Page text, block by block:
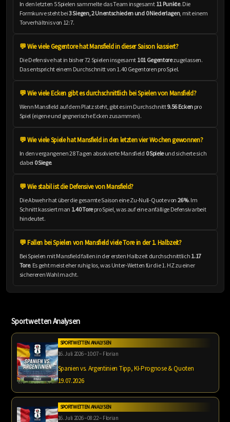
In den letzten 5 Spielen sammelte das Team insgesamt 11 Punkte. Die
Formkurve steht bei3 Siegen, 2 Unentschieden und 0 Niederlagen, mit einem
Torverhältnis von 12:7.
💬 Wie viele Gegentore hat Mansfield in dieser Saison kassiert?
Die Defensive hat in bisher 72 Spielen insgesamt 101 Gegentorezugelassen.
Das entspricht einem Durchschnitt von 1.40 Gegentoren pro Spiel.
💬 Wie viele Ecken gibt es durchschnittlich bei Spielen von Mansfield?
Wenn Mansfield auf dem Platz steht, gibt es im Durchschnitt9.56 Ecken pro
Spiel (eigene und gegnerische Ecken zusammen).
💬 Wie viele Spiele hat Mansfield in den letzten vier Wochen gewonnen?
In den vergangenen 28 Tagen absolvierte Mansfield 0 Spieleund sicherte sich
dabei 0 Siege.
💬 Wie stabil ist die Defensive von Mansfield?
Die Abwehr hat über die gesamte Saison eine Zu-Null-Quote von 26%. Im
Schnitt kassiert man 1.40 Torepro Spiel, was auf eine anfällige Defensivarbeit
hindeutet.
💬 Fallen bei Spielen von Mansfield viele Tore in der 1. Halbzeit?
Bei Spielen mit Mansfield fallen in der ersten Halbzeit durchschnittlich 1.17
Tore. Es geht meist eher ruhig los, was Unter-Wetten für die 1. HZ zu einer
sichereren Wahl macht.
Sportwetten Analysen
SPORTWETTEN ANALYSEN
16. Juli 2026 – 10:07 – Florian
Spanien vs. Argentinien Tipp, KI-Prognose & Quoten
19.07.2026
SPORTWETTEN ANALYSEN
16. Juli 2026 – 08:22 – Florian